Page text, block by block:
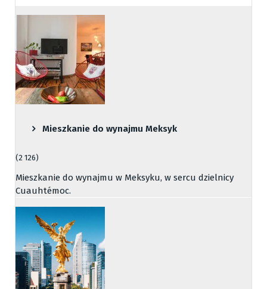
Mieszkanie do wynajmu Meksyk
(2 126)
Mieszkanie do wynajmu w Meksyku, w sercu dzielnicy
Cuauhtémoc.